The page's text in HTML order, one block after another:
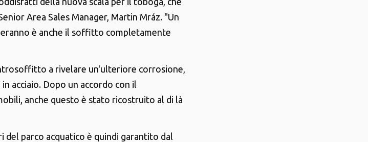
Area Sales Manager, Martin Mráz. "Un
è anche il soffitto completamente
a rivelare un'ulteriore corrosione,
acciaio. Dopo un accordo con il
anche questo è stato ricostruito al di là
del parco acquatico è quindi garantito dal